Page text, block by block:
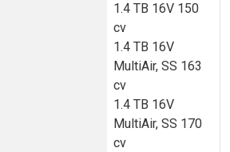
1.4 TB 16V 150
cv
1.4 TB 16V
MultiAir, SS 163
cv
1.4 TB 16V
MultiAir, SS 170
cv